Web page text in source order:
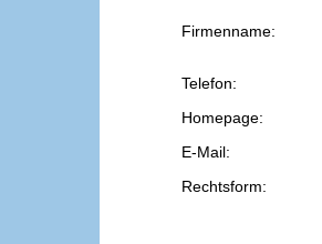
Firmenname:
Telefon:
Homepage:
E-Mail:
Rechtsform: